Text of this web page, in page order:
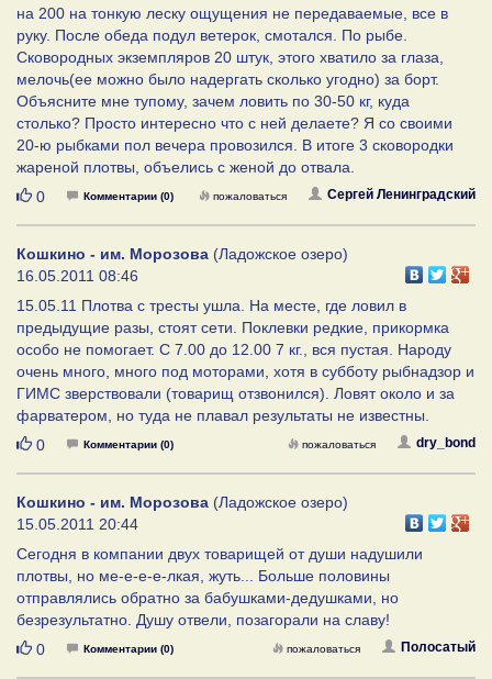
на 200 на тонкую леску ощущения не передаваемые, все в
руку. После обеда подул ветерок, смотался. По рыбе.
Сковородных экземпляров 20 штук, этого хватило за глаза,
мелочь(ее можно было надергать сколько угодно) за борт.
Объясните мне тупому, зачем ловить по 30-50 кг, куда
столько? Просто интересно что с ней делаете? Я со своими
20-ю рыбками пол вечера провозился. В итоге 3 сковородки
жареной плотвы, объелись с женой до отвала.
Нравится
0 Комментарии (0) Сергей Ленинградский
пожаловаться
Кошкино - им. Морозова (Ладожское озеро)
16.05.2011 08:46
15.05.11 Плотва с тресты ушла. На месте, где ловил в
предыдущие разы, стоят сети. Поклевки редкие, прикормка
особо не помогает. С 7.00 до 12.00 7 кг., вся пустая. Народу
очень много, много под моторами, хотя в субботу рыбнадзор и
ГИМС зверствовали (товарищ отзвонился). Ловят около и за
фарватером, но туда не плавал результаты не известны.
Нравится
0 Комментарии (0) dry_bond
пожаловаться
Кошкино - им. Морозова (Ладожское озеро)
15.05.2011 20:44
Сегодня в компании двух товарищей от души надушили
плотвы, но ме-е-е-е-лкая, жуть... Больше половины
отправлялись обратно за бабушками-дедушками, но
безрезультатно. Душу отвели, позагорали на славу!
Нравится
0 Комментарии (0) Полосатый
пожаловаться